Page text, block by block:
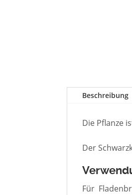
Beschreibung
Die Pflanze
Der
Für